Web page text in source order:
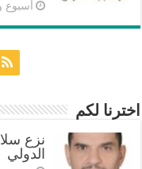
اخترنا لكم
نزع
الدولي